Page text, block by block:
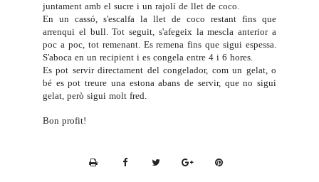
juntament amb el sucre i un rajolí de llet de coco.
En un cassó, s'escalfa la llet de coco restant fins que
arrenqui el bull. Tot seguit, s'afegeix la mescla anterior a
poc a poc, tot remenant. Es remena fins que sigui espessa.
S'aboca en un recipient i es congela entre 4 i 6 hores.
Es pot servir directament del congelador, com un gelat, o
bé es pot treure una estona abans de servir, que no sigui
gelat, però sigui molt fred.
Bon profit!